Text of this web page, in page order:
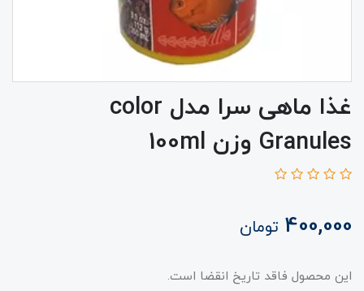
غذا ماهی سرا مدل color
Granules وزن 100ml
400,000 تومان
این محصول فاقد تاریخ انقضا است.